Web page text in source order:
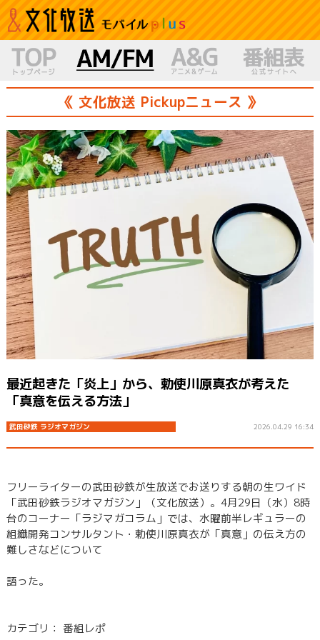
《 文化放送 Pickupニュース 》
最近起きた「炎上」から、勅使川原真衣が考えた
「真意を伝える方法」
武田砂鉄 ラジオマガジン 2026.04.29 16:34
フリーライターの武田砂鉄が生放送でお送りする朝の生ワイド
「武田砂鉄ラジオマガジン」（文化放送）。4月29日（水）8時
台のコーナー「ラジマガコラム」では、水曜前半レギュラーの
組織開発コンサルタント・勅使川原真衣が「真意」の伝え方の
難しさなどについて
語った。
カテゴリ： 番組レポ